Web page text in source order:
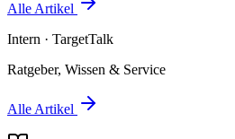
Alle Artikel
Intern · TargetTalk
Ratgeber, Wissen & Service
Alle Artikel